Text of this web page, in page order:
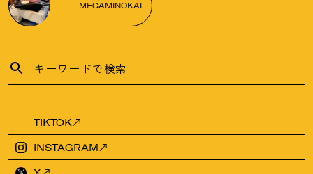
MEGAMINOKAI
TIKTOK
INSTAGRAM